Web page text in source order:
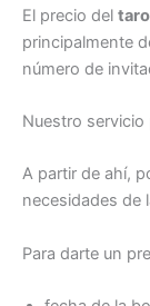
El precio del
principalmente
número de
Nuestro
A partir de ahí,
necesidades de
Para darte un